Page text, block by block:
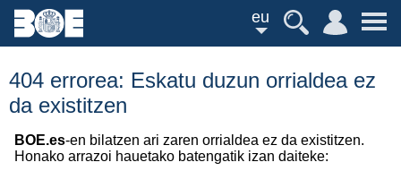
eu
404 errorea: Eskatu duzun orrialdea ez
da existitzen
BOE.es-en bilatzen ari zaren orrialdea ez da existitzen.
Honako arrazoi hauetako batengatik izan daiteke: